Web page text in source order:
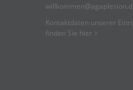
willkommen@
Kontaktdaten unserer
finden Sie hier >